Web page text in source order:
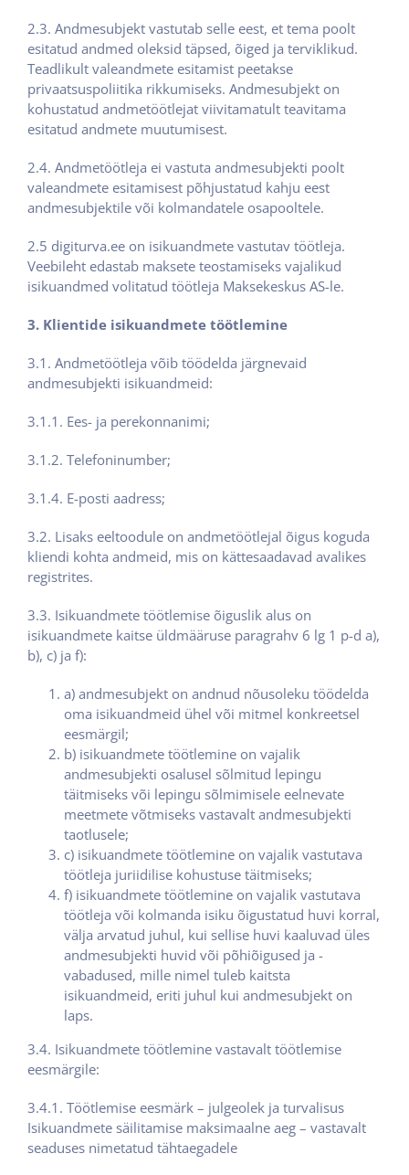
2.3. Andmesubjekt vastutab selle eest, et tema poolt
esitatud andmed oleksid täpsed, õiged ja terviklikud.
Teadlikult valeandmete esitamist peetakse
privaatsuspoliitika rikkumiseks. Andmesubjekt on
kohustatud andmetöötlejat viivitamatult teavitama
esitatud andmete muutumisest.
2.4. Andmetöötleja ei vastuta andmesubjekti poolt
valeandmete esitamisest põhjustatud kahju eest
andmesubjektile või kolmandatele osapooltele.
2.5 digiturva.ee on isikuandmete vastutav töötleja.
Veebileht edastab maksete teostamiseks vajalikud
isikuandmed volitatud töötleja Maksekeskus AS-le.
3. Klientide isikuandmete töötlemine
3.1. Andmetöötleja võib töödelda järgnevaid
andmesubjekti isikuandmeid:
3.1.1. Ees- ja perekonnanimi;
3.1.2. Telefoninumber;
3.1.4. E-posti aadress;
3.2. Lisaks eeltoodule on andmetöötlejal õigus koguda
kliendi kohta andmeid, mis on kättesaadavad avalikes
registrites.
3.3. Isikuandmete töötlemise õiguslik alus on
isikuandmete kaitse üldmääruse paragrahv 6 lg 1 p-d a),
b), c) ja f):
a) andmesubjekt on andnud nõusoleku töödelda
oma isikuandmeid ühel või mitmel konkreetsel
eesmärgil;
b) isikuandmete töötlemine on vajalik
andmesubjekti osalusel sõlmitud lepingu
täitmiseks või lepingu sõlmimisele eelnevate
meetmete võtmiseks vastavalt andmesubjekti
taotlusele;
c) isikuandmete töötlemine on vajalik vastutava
töötleja juriidilise kohustuse täitmiseks;
f) isikuandmete töötlemine on vajalik vastutava
töötleja või kolmanda isiku õigustatud huvi korral,
välja arvatud juhul, kui sellise huvi kaaluvad üles
andmesubjekti huvid või põhiõigused ja -
vabadused, mille nimel tuleb kaitsta
isikuandmeid, eriti juhul kui andmesubjekt on
laps.
3.4. Isikuandmete töötlemine vastavalt töötlemise
eesmärgile:
3.4.1. Töötlemise eesmärk – julgeolek ja turvalisus
Isikuandmete säilitamise maksimaalne aeg – vastavalt
seaduses nimetatud tähtaegadele